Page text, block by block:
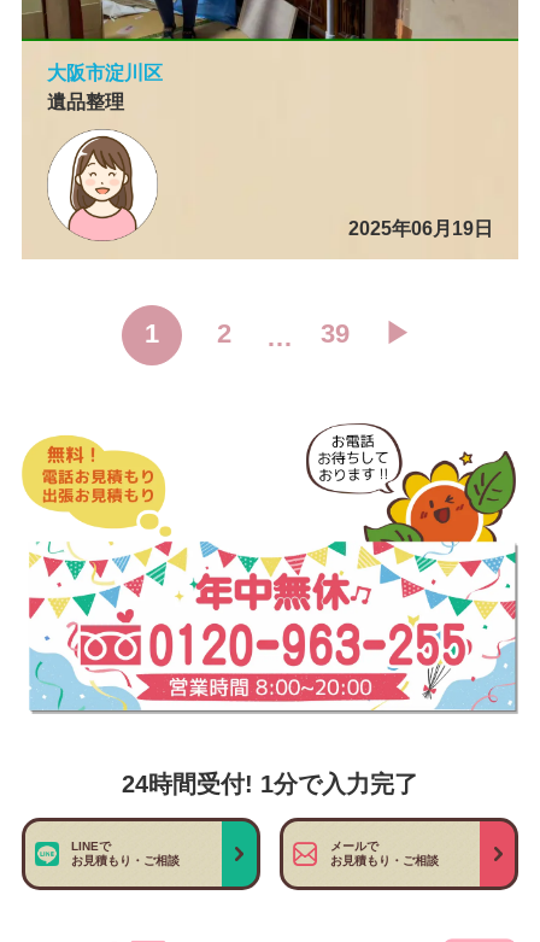
大阪市淀川区
遺品整理
2025年06月19日
1 2 … 39 ▶︎
24時間受付! 1分で入力完了
LINEで
お見積もり・ご相談
メールで
お見積もり・ご相談